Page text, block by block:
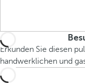
Erkunden Sie diesen
handwerklichen und